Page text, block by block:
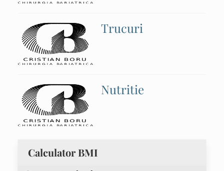
Trucuri
Nutritie
Calculator BMI